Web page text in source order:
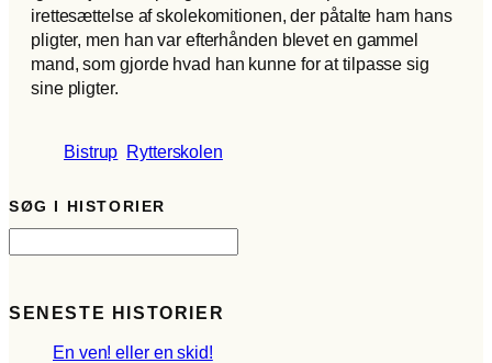
irettesættelse af skolekomitionen, der påtalte ham hans
pligter, men han var efterhånden blevet en gammel
mand, som gjorde hvad han kunne for at tilpasse sig
sine pligter.
Bistrup Rytterskolen
SØG I HISTORIER
S
ø
SENESTE HISTORIER
En ven! eller en skid!